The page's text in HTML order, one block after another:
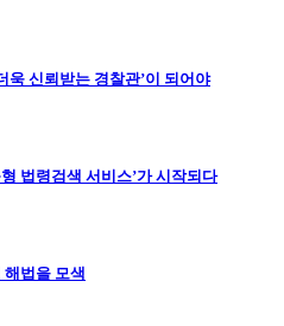
욱 신뢰받는 경찰관’이 되어야
법령검색 서비스’가 시작되다
법을 모색